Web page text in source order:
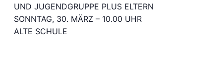
UND JUGENDGRUPPE PLUS ELTERN
SONNTAG, 30. MÄRZ – 10.00 UHR
ALTE SCHULE